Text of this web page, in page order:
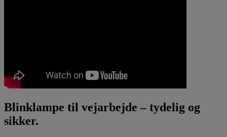
Blinklampe til vejarbejde – tydelig og
sikker.